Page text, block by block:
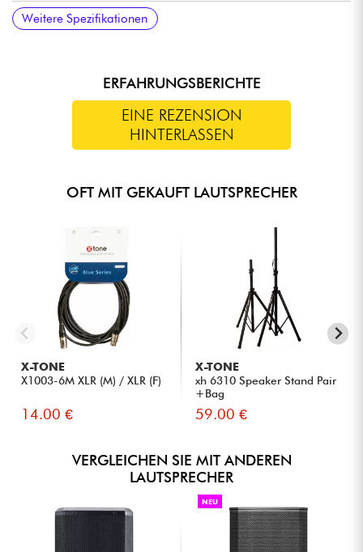
DSP (DIGITALER VERARBEITUNGSPROZESSOR)
4 voreingestellte Modi: Live, Music, Speech, Monitor
SCHUTZVORRICHTUNGEN
Thermisch
Schutz vor Kurzschlüssen
ANSCHLÜSSE
MIC/LINE-Eingang: Combo XLR/Klinke 6,35 mm
MIX-Ausgang: XLR
GEHÄUSE
Material: Sperrholz (TSCA)
Pfostenbefestigung: 35-mm-Fußplatte
Montagepunkte: 10 x M10
MASSE UND GEWICHT
Breite: 421 mm
Gewicht: 25,2 kg bis 25,5 kg je nach Quelle.
STROMVERSORGUNG
Kompatible Spannung: 110 V bis 240 V (50 Hz/60 Hz).
Weitere Spezifikationen
ERFAHRUNGSBERICHTE
EINE REZENSION
HINTERLASSEN
OFT MIT GEKAUFT LAUTSPRECHER
X-TONE
X1003-6M XLR (M) / XLR (F)
14.00 €
X-TONE
xh 6310 Speaker Stand Pair
+Bag
59.00 €
VERGLEICHEN SIE MIT ANDEREN
LAUTSPRECHER
NEU